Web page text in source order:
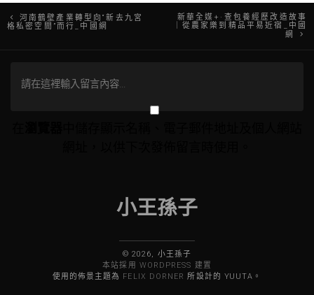
文
導
河南鶴壁產業轉型向“新去九宮
格私密空間”而行_中國網
新華全媒+·查包養經歷改造故事
｜從農家樂到精品平易近宿_中國
網
小王孫子
© 2026, 小王孫子
本站採用 WORDPRESS 建置
使用的佈景主題為 FELIX DORNER 所設計的 YUUTA。